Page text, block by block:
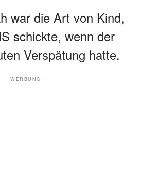
war die Art von Kind,
schickte, wenn der
Verspätung hatte.
WERBUNG